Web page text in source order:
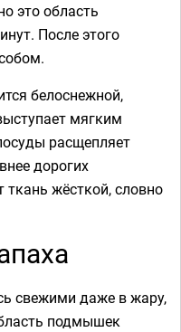
это область
После этого
белоснежной,
мягким
расщепляет
дорогих
жёсткой, словно
свежими даже в жару,
подмышек